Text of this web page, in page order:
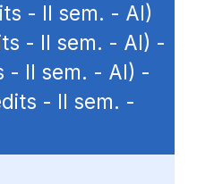
- II sem. - AI)
- II sem. - AI) -
- II sem. - AI) -
- II sem. -